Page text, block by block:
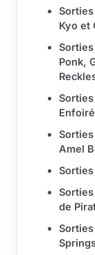
Kyo et
Sorties
Ponk,
Amel
de